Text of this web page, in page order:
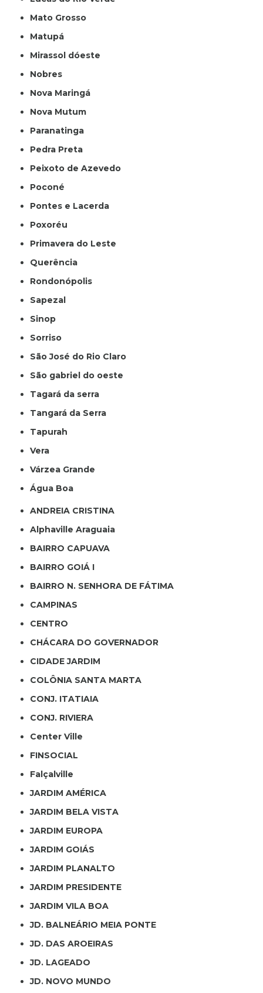
Mato Grosso
Matupá
Mirassol dóeste
Nobres
Nova Maringá
Nova Mutum
Paranatinga
Pedra Preta
Peixoto de Azevedo
Poconé
Pontes e Lacerda
Poxoréu
Primavera do Leste
Querência
Rondonópolis
Sapezal
Sinop
Sorriso
São José do Rio Claro
São gabriel do oeste
Tagará da serra
Tangará da Serra
Tapurah
Vera
Várzea Grande
Água Boa
ANDREIA CRISTINA
Alphaville Araguaia
BAIRRO CAPUAVA
BAIRRO GOIÁ I
BAIRRO N. SENHORA DE FÁTIMA
CAMPINAS
CENTRO
CHÁCARA DO GOVERNADOR
CIDADE JARDIM
COLÔNIA SANTA MARTA
CONJ. ITATIAIA
CONJ. RIVIERA
Center Ville
FINSOCIAL
Falçalville
JARDIM AMÉRICA
JARDIM BELA VISTA
JARDIM EUROPA
JARDIM GOIÁS
JARDIM PLANALTO
JARDIM PRESIDENTE
JARDIM VILA BOA
JD. BALNEÁRIO MEIA PONTE
JD. DAS AROEIRAS
JD. LAGEADO
JD. NOVO MUNDO